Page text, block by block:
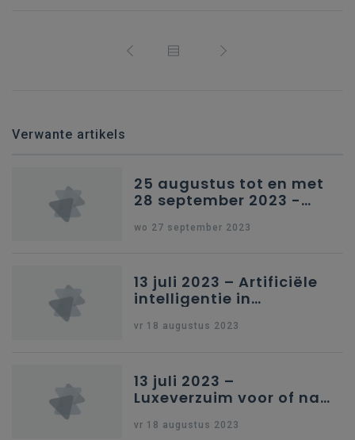
Verwante artikels
25 augustus tot en met
28 september 2023 -
wo 27 september 2023
13 juli 2023 – Artificiële
intelligentie in
vr 18 augustus 2023
13 juli 2023 –
Luxeverzuim voor of na
vr 18 augustus 2023